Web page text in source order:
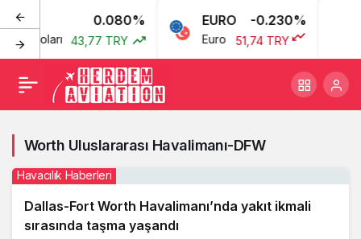
0.080%
Doları 43,77 TRY
EURO -0.230%
Euro 51,74 TRY
Worth Uluslararası Havalimanı-DFW
Dallas-Fort Worth Havalimanı’nda yakıt ikmali
sırasında taşma yaşandı
Havacılık Haberleri